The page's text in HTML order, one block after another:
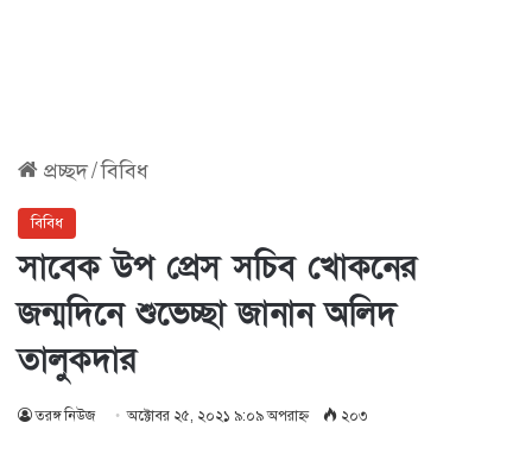
প্রচ্ছদ/বিবিধ
বিবিধ
সাবেক উপ প্রেস সচিব খোকনের
জন্মদিনে শুভেচ্ছা জানান অলিদ
তালুকদার
তরঙ্গ নিউজ অক্টোবর ২৫, ২০২১ ৯:০৯ অপরাহ্ণ ২০৩